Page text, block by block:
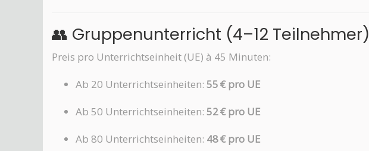
👥 Gruppenunterricht (4–12 Teilnehmer)
Preis pro Unterrichtseinheit (UE) à 45 Minuten:
Ab 20 Unterrichtseinheiten: 55 € pro UE
Ab 50 Unterrichtseinheiten: 52 € pro UE
Ab 80 Unterrichtseinheiten: 48 € pro UE